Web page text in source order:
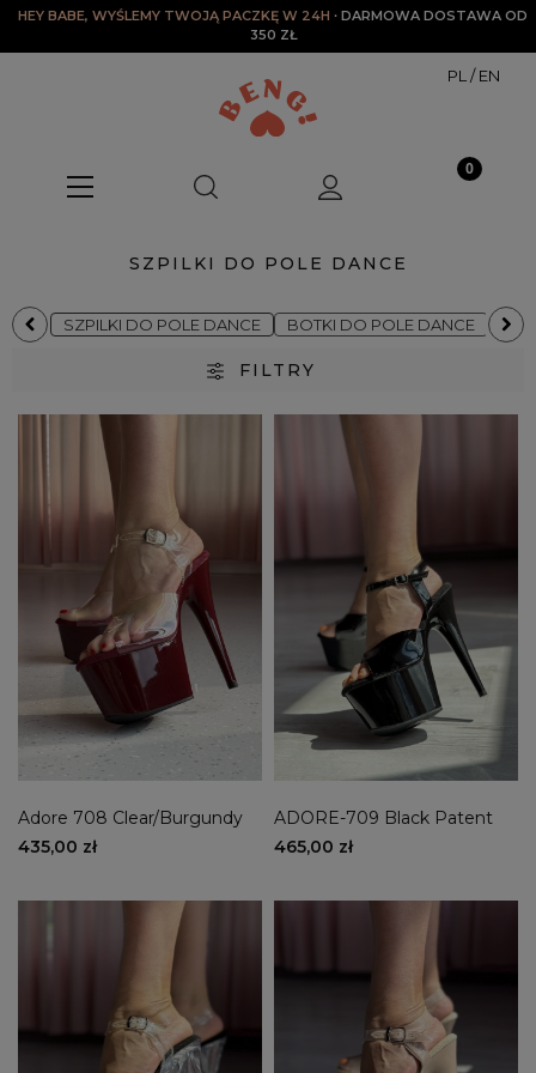
HEY BABE, WYŚLEMY TWOJĄ PACZKĘ W 24H ∙ DARMOWA DOSTAWA OD
350 ZŁ
PL /EN
SZPILKI DO POLE DANCE
SZPILKI DO POLE DANCE BOTKI DO POLE DANCE
FILTRY
Kategorie
SZPILKI DO POLE DANCE
Rozmiar
37(51)
38
(52)
(49)
(50)
41(18)
Kolor
Biały(1)
Czarny
Czerwony(5)
(6)
Wysokość obcasa
Adore 708 Clear/Burgundy
435,00 zł
ADORE-709 Black Patent
465,00 zł